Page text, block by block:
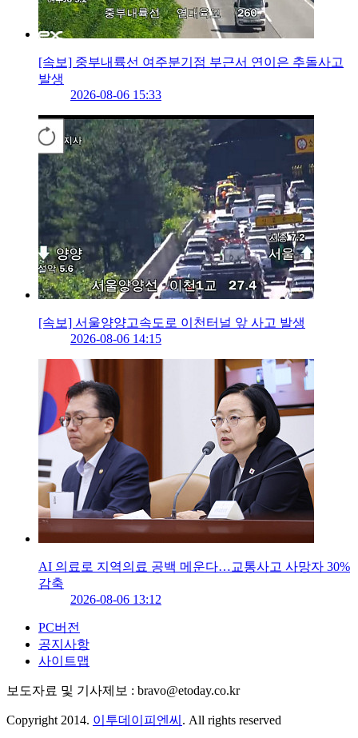
[속보] 중부내륙선 여주분기점 부근서 연이은 추돌사고
발생
2026-08-06 15:33
[속보] 서울양양고속도로 이천터널 앞 사고 발생
2026-08-06 14:15
AI 의료로 지역의료 공백 메운다…교통사고 사망자 30%
감축
2026-08-06 13:12
PC버전
공지사항
사이트맵
보도자료 및 기사제보 : bravo@etoday.co.kr
Copyright 2014. 이투데이피엔씨 . All rights reserved